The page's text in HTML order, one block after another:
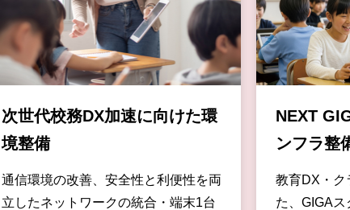
次世代校務DX加速に向けた環
境整備
通信環境の改善、安全性と利便性を両
立したネットワークの統合・端末1台
NEXT
ンフラ整
教育DX・ク
た、GIGAス